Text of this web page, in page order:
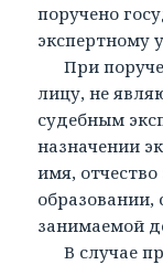
поручено
экспертному
При
лицу, не
судебным
назначении
имя, отчество
образовании,
занимаемой
В случае